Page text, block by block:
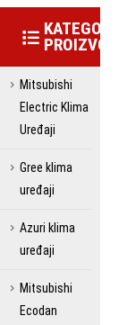
KATEGORIJE
PROIZVODA
Mitsubishi
Electric Klima
Uređaji
Gree klima
uređaji
Azuri klima
uređaji
Mitsubishi
Ecodan